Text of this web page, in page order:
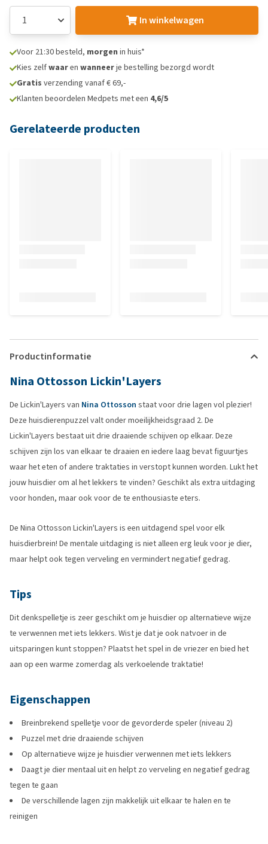
In winkelwagen
Voor 21:30 besteld, morgen in huis*
Kies zelfwaaren wanneerje bestelling bezorgd wordt
Gratis verzending vanaf € 69,-
Klanten beoordelen Medpets met een 4,6/5
Gerelateerde producten
Productinformatie
Nina Ottosson Lickin'Layers
De Lickin'Layers van Nina Ottosson staat voor drie lagen vol plezier!
Deze huisdierenpuzzel valt onder moeilijkheidsgraad 2. De
Lickin'Layers bestaat uit drie draaiende schijven op elkaar. Deze
schijven zijn los van elkaar te draaien en iedere laag bevat figuurtjes
waar het eten of andere traktaties in verstopt kunnen worden. Lukt het
jouw huisdier om al het lekkers te vinden? Geschikt als extra uitdaging
voor honden, maar ook voor de te enthousiaste eters.
De Nina Ottosson Lickin'Layers is een uitdagend spel voor elk
huisdierbrein! De mentale uitdaging is niet alleen erg leuk voor je dier,
maar helpt ook tegen verveling en vermindert negatief gedrag.
Tips
Dit denkspelletje is zeer geschikt om je huisdier op alternatieve wijze
te verwennen met iets lekkers. Wist je dat je ook natvoer in de
uitsparingen kunt stoppen? Plaatst het spel in de vriezer en bied het
aan op een warme zomerdag als verkoelende traktatie!
Eigenschappen
Breinbrekend spelletje voor de gevorderde speler (niveau 2)
Puzzel met drie draaiende schijven
Op alternatieve wijze je huisdier verwennen met iets lekkers
Daagt je dier mentaal uit en helpt zo verveling en negatief gedrag
tegen te gaan
De verschillende lagen zijn makkelijk uit elkaar te halen en te
reinigen